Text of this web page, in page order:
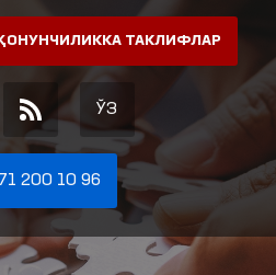
ҚОНУНЧИЛИККА ТАКЛИФЛАР
ЎЗ
71 200 10 96